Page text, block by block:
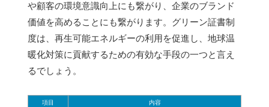
や顧客の環境意識向上にも繋がり、企業のブランド
価値を高めることにも繋がります。グリーン証書制
度は、再生可能エネルギーの利用を促進し、地球温
暖化対策に貢献するための有効な手段の一つと言え
るでしょう。
項目 内容